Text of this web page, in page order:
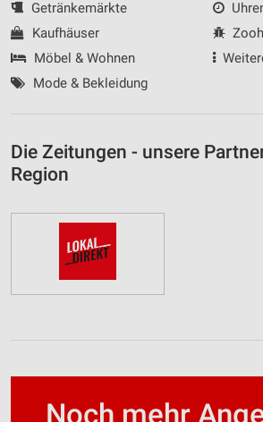
Getränkemärkte
Kaufhäuser
Möbel & Wohnen
Mode & Bekleidung
Die Zeitungen - unsere
Region
Noch mehr